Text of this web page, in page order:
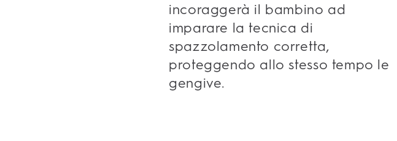
incoraggerà il bambino ad
imparare la tecnica di
spazzolamento corretta,
proteggendo allo stesso tempo le
gengive.